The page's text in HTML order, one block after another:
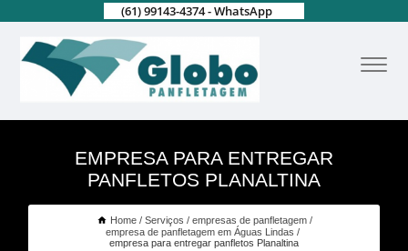
(61) 99143-4374 - WhatsApp
EMPRESA PARA ENTREGAR
PANFLETOS PLANALTINA
Home Serviços
empresas de panfletagem
empresa de panfletagem em Águas Lindas
empresa para entregar panfletos Planaltina